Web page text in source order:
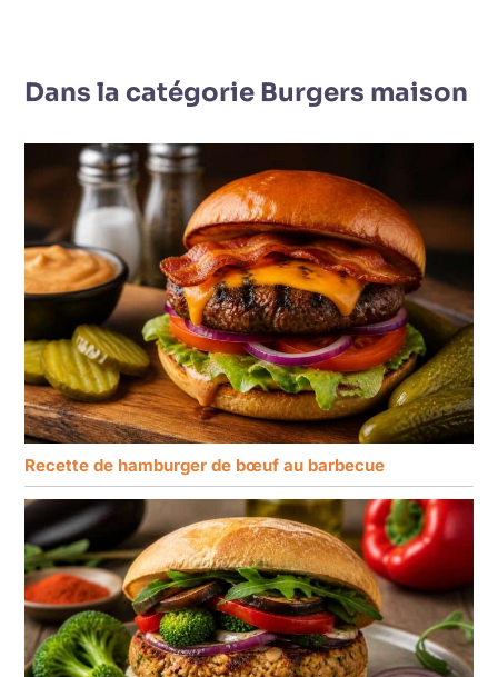
Dans la catégorie Burgers maison
Recette de hamburger de bœuf au barbecue